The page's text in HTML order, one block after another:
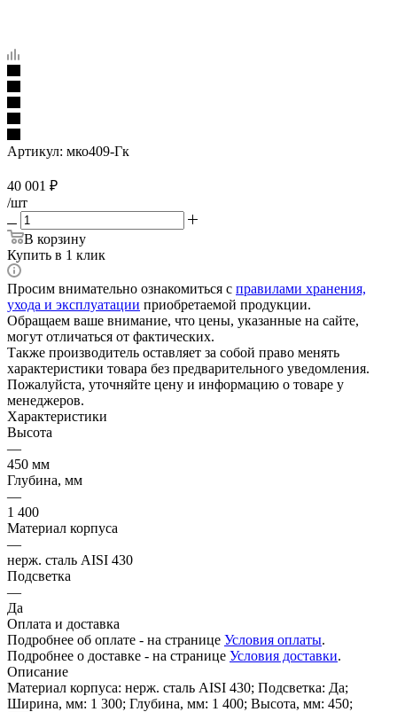
Артикул: мко409-Гк
40 001 ₽
/шт
В корзину
Купить в 1 клик
Просим внимательно ознакомиться с правилами хранения,
ухода и эксплуатации приобретаемой продукции.
Обращаем ваше внимание, что цены, указанные на сайте,
могут отличаться от фактических.
Также производитель оставляет за собой право менять
характеристики товара без предварительного уведомления.
Пожалуйста, уточняйте цену и информацию о товаре у
менеджеров.
Характеристики
Высота
—
450 мм
Глубина, мм
—
1 400
Материал корпуса
—
нерж. сталь AISI 430
Подсветка
—
Да
Оплата и доставка
Подробнее об оплате - на странице Условия оплаты.
Подробнее о доставке - на странице Условия доставки.
Описание
Материал корпуса: нерж. сталь AISI 430; Подсветка: Да;
Ширина, мм: 1 300; Глубина, мм: 1 400; Высота, мм: 450;